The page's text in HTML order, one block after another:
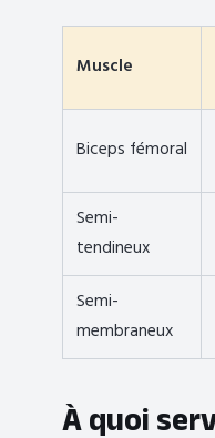
Muscle
Biceps fémoral
Semi-
tendineux
Semi-
membraneux
À quoi